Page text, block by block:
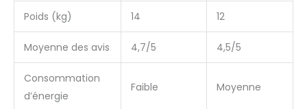
automatique : temps
de chauffe rapide,
seulement 2 minutes.
Peut cuire à la vapeur
suivant l'allumage.
Poids (kg) 14 12
Moyenne des avis 4,7/5 4,5/5
Consommation
d’énergie
Faible Moyenne